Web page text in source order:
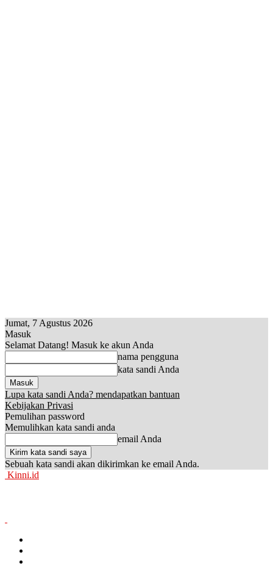
Jumat, 7 Agustus 2026
Masuk
Selamat Datang! Masuk ke akun Anda
nama pengguna
kata sandi Anda
Lupa kata sandi Anda? mendapatkan bantuan
Kebijakan Privasi
Pemulihan password
Memulihkan kata sandi anda
email Anda
Sebuah kata sandi akan dikirimkan ke email Anda.
Kinni.id